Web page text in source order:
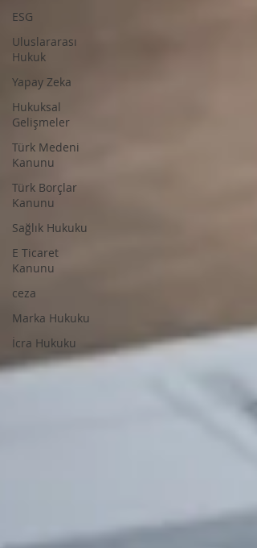
ESG
Uluslararası
Hukuk
Yapay Zeka
Hukuksal
Gelişmeler
Türk Medeni
Kanunu
Türk Borçlar
Kanunu
Sağlık Hukuku
E Ticaret
Kanunu
ceza
Marka Hukuku
İcra Hukuku